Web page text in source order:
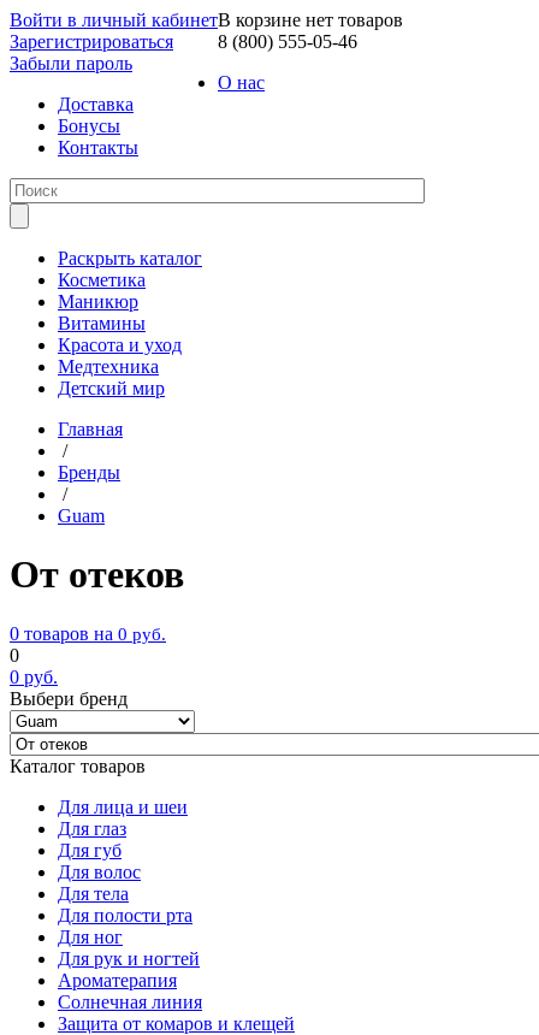
Войти в личный кабинет
Зарегистрироваться
Забыли пароль
В корзине нет товаров
8 (800) 555-05-46
О нас
Доставка
Бонусы
Контакты
Раскрыть каталог
Косметика
Маникюр
Витамины
Красота и уход
Медтехника
Детский мир
Главная
/
Бренды
/
Guam
От отеков
0 товаров на 0 руб.
0
0 руб.
Выбери бренд
Каталог товаров
Для лица и шеи
Для глаз
Для губ
Для волос
Для тела
Для полости рта
Для ног
Для рук и ногтей
Ароматерапия
Солнечная линия
Защита от комаров и клещей